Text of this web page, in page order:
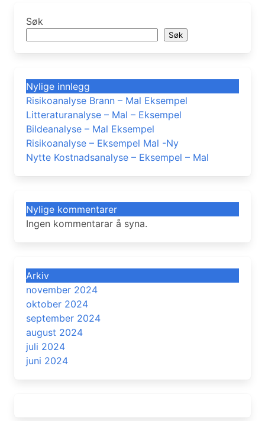
Søk
Søk
Nylige innlegg
Risikoanalyse Brann – Mal Eksempel
Litteraturanalyse – Mal – Eksempel
Bildeanalyse – Mal Eksempel
Risikoanalyse – Eksempel Mal -Ny
Nytte Kostnadsanalyse – Eksempel – Mal
Nylige kommentarer
Ingen kommentarar å syna.
Arkiv
november 2024
oktober 2024
september 2024
august 2024
juli 2024
juni 2024